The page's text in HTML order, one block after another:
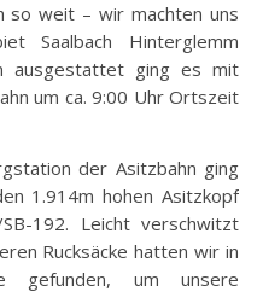
Saalbach Hinterglemm
ausgestattet ging es mit
um ca. 9:00 Uhr Ortszeit
der Asitzbahn ging
1.914m hohen Asitzkopf
192. Leicht verschwitzt
Rucksäcke hatten wir in
gefunden, um unsere